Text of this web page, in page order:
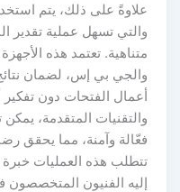
على ذلك، يتم استخدام
تسهل عملية تقدير
تعتمد هذه الأجهزة على
بي إس، لضمان نتائج
الفتحات دون تفكير أو
المتقدمة، يمكن
وآمنة، مما يحقق رضا
هذه العمليات خبرة
الفنيون المتخصصون في